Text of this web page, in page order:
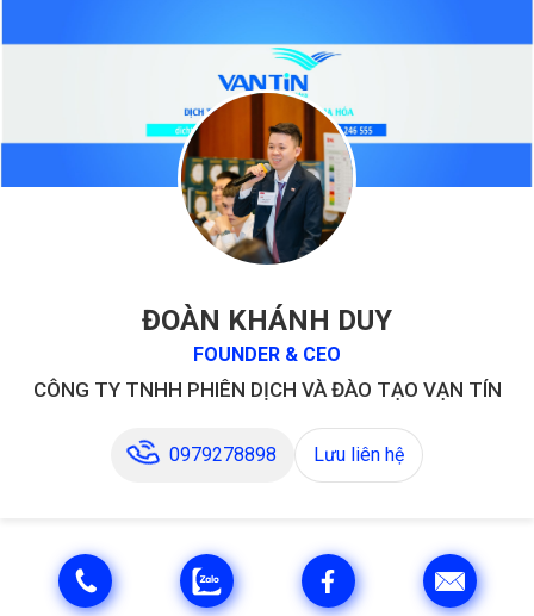
ĐOÀN KHÁNH DUY
FOUNDER & CEO
CÔNG TY TNHH PHIÊN DỊCH VÀ ĐÀO TẠO VẠN TÍN
0979278898 Lưu liên hệ